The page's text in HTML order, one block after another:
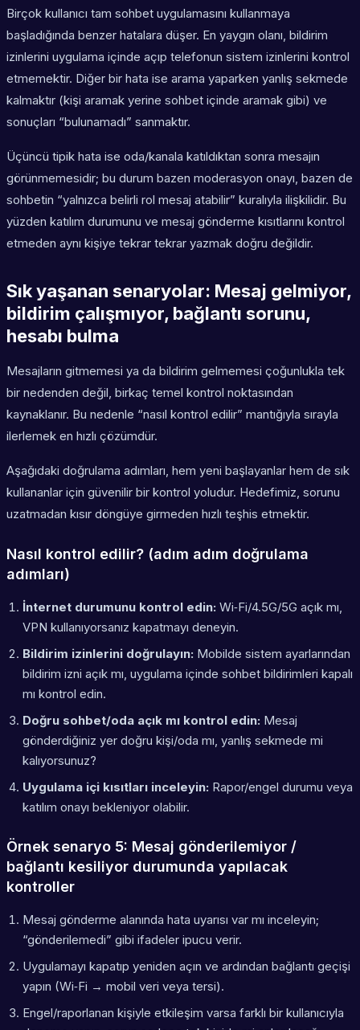
Birçok kullanıcı tam sohbet uygulamasını kullanmaya
başladığında benzer hatalara düşer. En yaygın olanı, bildirim
izinlerini uygulama içinde açıp telefonun sistem izinlerini kontrol
etmemektir. Diğer bir hata ise arama yaparken yanlış sekmede
kalmaktır (kişi aramak yerine sohbet içinde aramak gibi) ve
sonuçları “bulunamadı” sanmaktır.
Üçüncü tipik hata ise oda/kanala katıldıktan sonra mesajın
görünmemesidir; bu durum bazen moderasyon onayı, bazen de
sohbetin “yalnızca belirli rol mesaj atabilir” kuralıyla ilişkilidir. Bu
yüzden katılım durumunu ve mesaj gönderme kısıtlarını kontrol
etmeden aynı kişiye tekrar tekrar yazmak doğru değildir.
Sık yaşanan senaryolar: Mesaj gelmiyor,
bildirim çalışmıyor, bağlantı sorunu,
hesabı bulma
Mesajların gitmemesi ya da bildirim gelmemesi çoğunlukla tek
bir nedenden değil, birkaç temel kontrol noktasından
kaynaklanır. Bu nedenle “nasıl kontrol edilir” mantığıyla sırayla
ilerlemek en hızlı çözümdür.
Aşağıdaki doğrulama adımları, hem yeni başlayanlar hem de sık
kullananlar için güvenilir bir kontrol yoludur. Hedefimiz, sorunu
uzatmadan kısır döngüye girmeden hızlı teşhis etmektir.
Nasıl kontrol edilir? (adım adım doğrulama
adımları)
İnternet durumunu kontrol edin: Wi‑Fi/4.5G/5G açık mı,
VPN kullanıyorsanız kapatmayı deneyin.
Bildirim izinlerini doğrulayın: Mobilde sistem ayarlarından
bildirim izni açık mı, uygulama içinde sohbet bildirimleri kapalı
mı kontrol edin.
Doğru sohbet/oda açık mı kontrol edin: Mesaj
gönderdiğiniz yer doğru kişi/oda mı, yanlış sekmede mi
kalıyorsunuz?
Uygulama içi kısıtları inceleyin: Rapor/engel durumu veya
katılım onayı bekleniyor olabilir.
Örnek senaryo 5: Mesaj gönderilemiyor /
bağlantı kesiliyor durumunda yapılacak
kontroller
Mesaj gönderme alanında hata uyarısı var mı inceleyin;
“gönderilemedi” gibi ifadeler ipucu verir.
Uygulamayı kapatıp yeniden açın ve ardından bağlantı geçişi
yapın (Wi‑Fi → mobil veri veya tersi).
Engel/raporlanan kişiyle etkileşim varsa farklı bir kullanıcıyla